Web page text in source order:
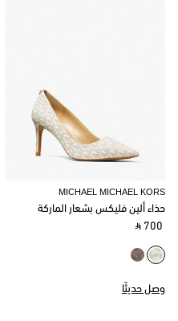
MICHAEL MICHAEL KORS
حذاء ألين فليكس بشعار الماركة
‎ ⃁ 700 ‎
وصل حديثًا